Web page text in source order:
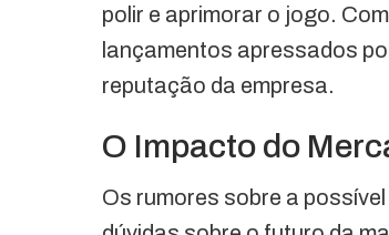
polir e aprimorar o jogo.
lançamentos apressados
reputação da empresa.
O Impacto do
Os rumores sobre a